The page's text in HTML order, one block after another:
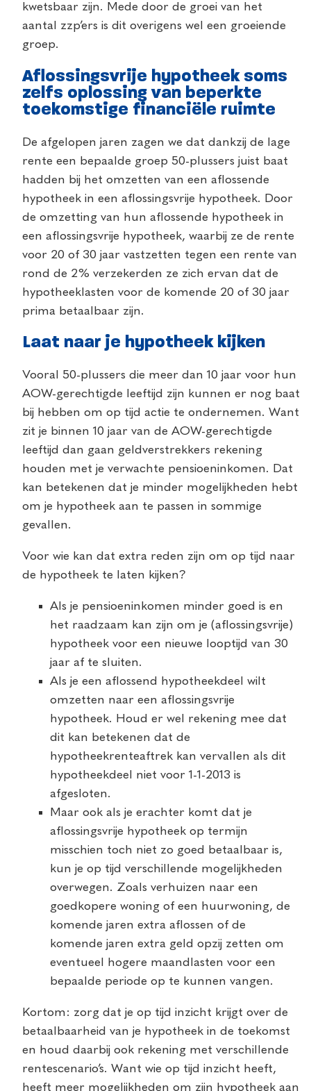
kwetsbaar zijn. Mede door de groei van het
aantal zzp’ers is dit overigens wel een groeiende
groep.
Aflossingsvrije hypotheek soms
zelfs oplossing van beperkte
toekomstige financiële ruimte
De afgelopen jaren zagen we dat dankzij de lage
rente een bepaalde groep 50-plussers juist baat
hadden bij het omzetten van een aflossende
hypotheek in een aflossingsvrije hypotheek. Door
de omzetting van hun aflossende hypotheek in
een aflossingsvrije hypotheek, waarbij ze de rente
voor 20 of 30 jaar vastzetten tegen een rente van
rond de 2% verzekerden ze zich ervan dat de
hypotheeklasten voor de komende 20 of 30 jaar
prima betaalbaar zijn.
Laat naar je hypotheek kijken
Vooral 50-plussers die meer dan 10 jaar voor hun
AOW-gerechtigde leeftijd zijn kunnen er nog baat
bij hebben om op tijd actie te ondernemen. Want
zit je binnen 10 jaar van de AOW-gerechtigde
leeftijd dan gaan geldverstrekkers rekening
houden met je verwachte pensioeninkomen. Dat
kan betekenen dat je minder mogelijkheden hebt
om je hypotheek aan te passen in sommige
gevallen.
Voor wie kan dat extra reden zijn om op tijd naar
de hypotheek te laten kijken?
Als je pensioeninkomen minder goed is en
het raadzaam kan zijn om je (aflossingsvrije)
hypotheek voor een nieuwe looptijd van 30
jaar af te sluiten.
Als je een aflossend hypotheekdeel wilt
omzetten naar een aflossingsvrije
hypotheek. Houd er wel rekening mee dat
dit kan betekenen dat de
hypotheekrenteaftrek kan vervallen als dit
hypotheekdeel niet voor 1-1-2013 is
afgesloten.
Maar ook als je erachter komt dat je
aflossingsvrije hypotheek op termijn
misschien toch niet zo goed betaalbaar is,
kun je op tijd verschillende mogelijkheden
overwegen. Zoals verhuizen naar een
goedkopere woning of een huurwoning, de
komende jaren extra aflossen of de
komende jaren extra geld opzij zetten om
eventueel hogere maandlasten voor een
bepaalde periode op te kunnen vangen.
Kortom: zorg dat je op tijd inzicht krijgt over de
betaalbaarheid van je hypotheek in de toekomst
en houd daarbij ook rekening met verschillende
rentescenario’s. Want wie op tijd inzicht heeft,
heeft meer mogelijkheden om zijn hypotheek aan